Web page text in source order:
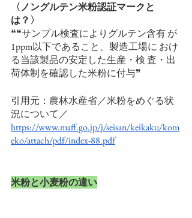
〈ノングルテン米粉認証マークと
は？〉
❝❝サンプル検査によりグルテン含有 が
1ppm以下であること、製造工場に おけ
る当該製品の安定した生産・検 査・出
荷体制を確認した米粉に付与❞
引用元：農林水産省／米粉をめぐる状
況について／
https://www.maff.go.jp/j/seisan/keikaku/kom
eko/attach/pdf/index-88.pdf
米粉と小麦粉の違い